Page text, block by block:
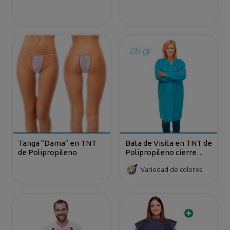
Tanga “Dama” en TNT
de Polipropileno
Bata de Visita en TNT de
Polipropileno cierre
Variedad de colores